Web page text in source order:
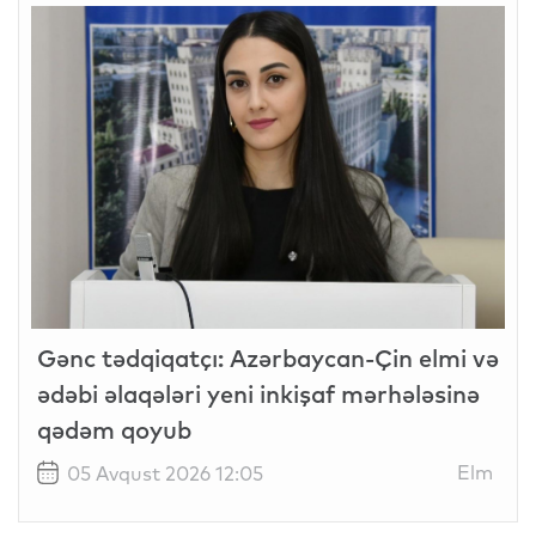
Gənc tədqiqatçı: Azərbaycan-Çin elmi və
ədəbi əlaqələri yeni inkişaf mərhələsinə
qədəm qoyub
05 Avqust 2026 12:05 Elm